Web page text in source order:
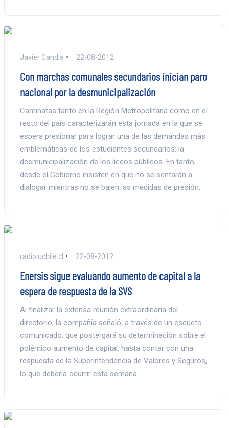
Javier Candia 22-08-2012
Con marchas comunales secundarios inician paro
nacional por la desmunicipalización
Caminatas tanto en la Región Metropolitana como en el
resto del país caracterizarán esta jornada en la que se
espera presionar para lograr una de las demandas más
emblemáticas de los estudiantes secundarios: la
desmunicipalización de los liceos públicos. En tanto,
desde el Gobierno insisten en que no se sentarán a
dialogar mientras no se bajen las medidas de presión.
radio.uchile.cl 22-08-2012
Enersis sigue evaluando aumento de capital a la
espera de respuesta de la SVS
Al finalizar la extensa reunión extraordinaria del
directorio, la compañía señaló, a través de un escueto
comunicado, que postergará su determinación sobre el
polémico aumento de capital, hasta contar con una
respuesta de la Superintendencia de Valores y Seguros,
lo que debería ocurrir esta semana.